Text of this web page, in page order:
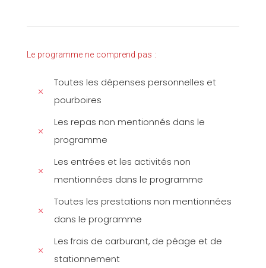
Le programme ne comprend pas :
Toutes les dépenses personnelles et
pourboires
Les repas non mentionnés dans le
programme
Les entrées et les activités non
mentionnées dans le programme
Toutes les prestations non mentionnées
dans le programme
Les frais de carburant, de péage et de
stationnement